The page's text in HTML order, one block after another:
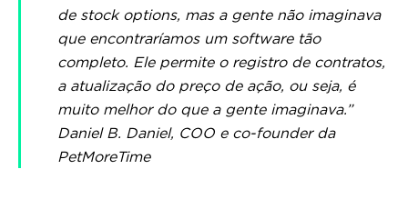
de stock options, mas a gente não imaginava
que encontraríamos um software tão
completo. Ele permite o registro de contratos,
a atualização do preço de ação, ou seja, é
muito melhor do que a gente imaginava.”
Daniel B. Daniel, COO e co-founder da
PetMoreTime